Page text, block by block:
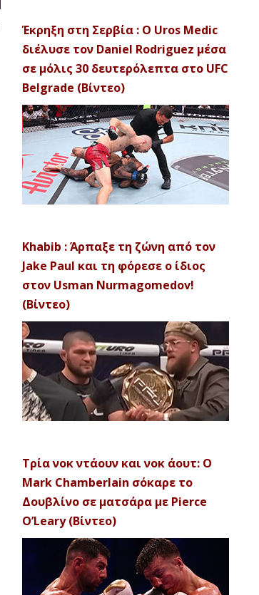
Έκρηξη στη Σερβία : Ο Uros Medic
διέλυσε τον Daniel Rodriguez μέσα
σε μόλις 30 δευτερόλεπτα στο UFC
Belgrade (Βίντεο)
Khabib : Άρπαξε τη ζώνη από τον
Jake Paul και τη φόρεσε ο ίδιος
στον Usman Nurmagomedov!
(Βίντεο)
Τρία νοκ ντάουν και νοκ άουτ: Ο
Mark Chamberlain σόκαρε το
Δουβλίνο σε ματσάρα με Pierce
O’Leary (Βίντεο)